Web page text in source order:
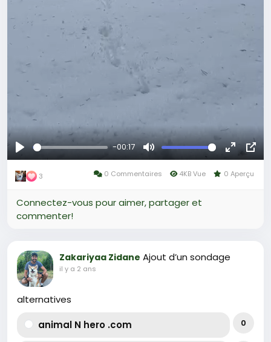
Se
divertir
-00:17
Muet
Plein
écran
3 0 Commentaires 4KB Vue 0 Aperçu
Connectez-vous pour aimer, partager et
commenter!
Zakariyaa Zidane Ajout d’un sondage
il y a 2 ans
alternatives
animal N hero .com
0